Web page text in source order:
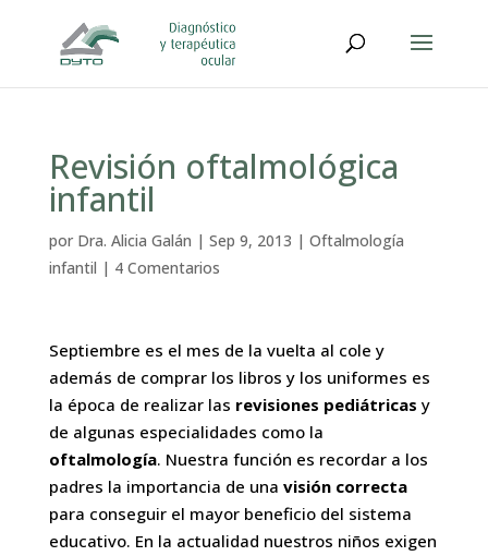
Revisión oftalmológica
infantil
por Dra. Alicia Galán | Sep 9, 2013 | Oftalmología
infantil | 4 Comentarios
Septiembre es el mes de la vuelta al cole y
además de comprar los libros y los uniformes es
la época de realizar las revisiones pediátricas y
de algunas especialidades como la
oftalmología. Nuestra función es recordar a los
padres la importancia de una visión correcta
para conseguir el mayor beneficio del sistema
educativo. En la actualidad nuestros niños exigen